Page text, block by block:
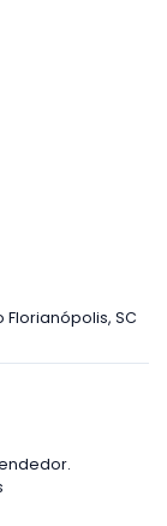
Florianópolis, SC